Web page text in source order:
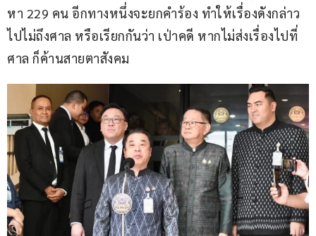
หา 229 คน อีกทางหนึ่งจะยกคำร้อง ทำให้เรื่องดังกล่าว
ไปไม่ถึงศาล หรือเรียกกันว่า เป่าคดี หากไม่ส่งเรื่องไปที่
ศาล ก็ค้านสายตาสังคม